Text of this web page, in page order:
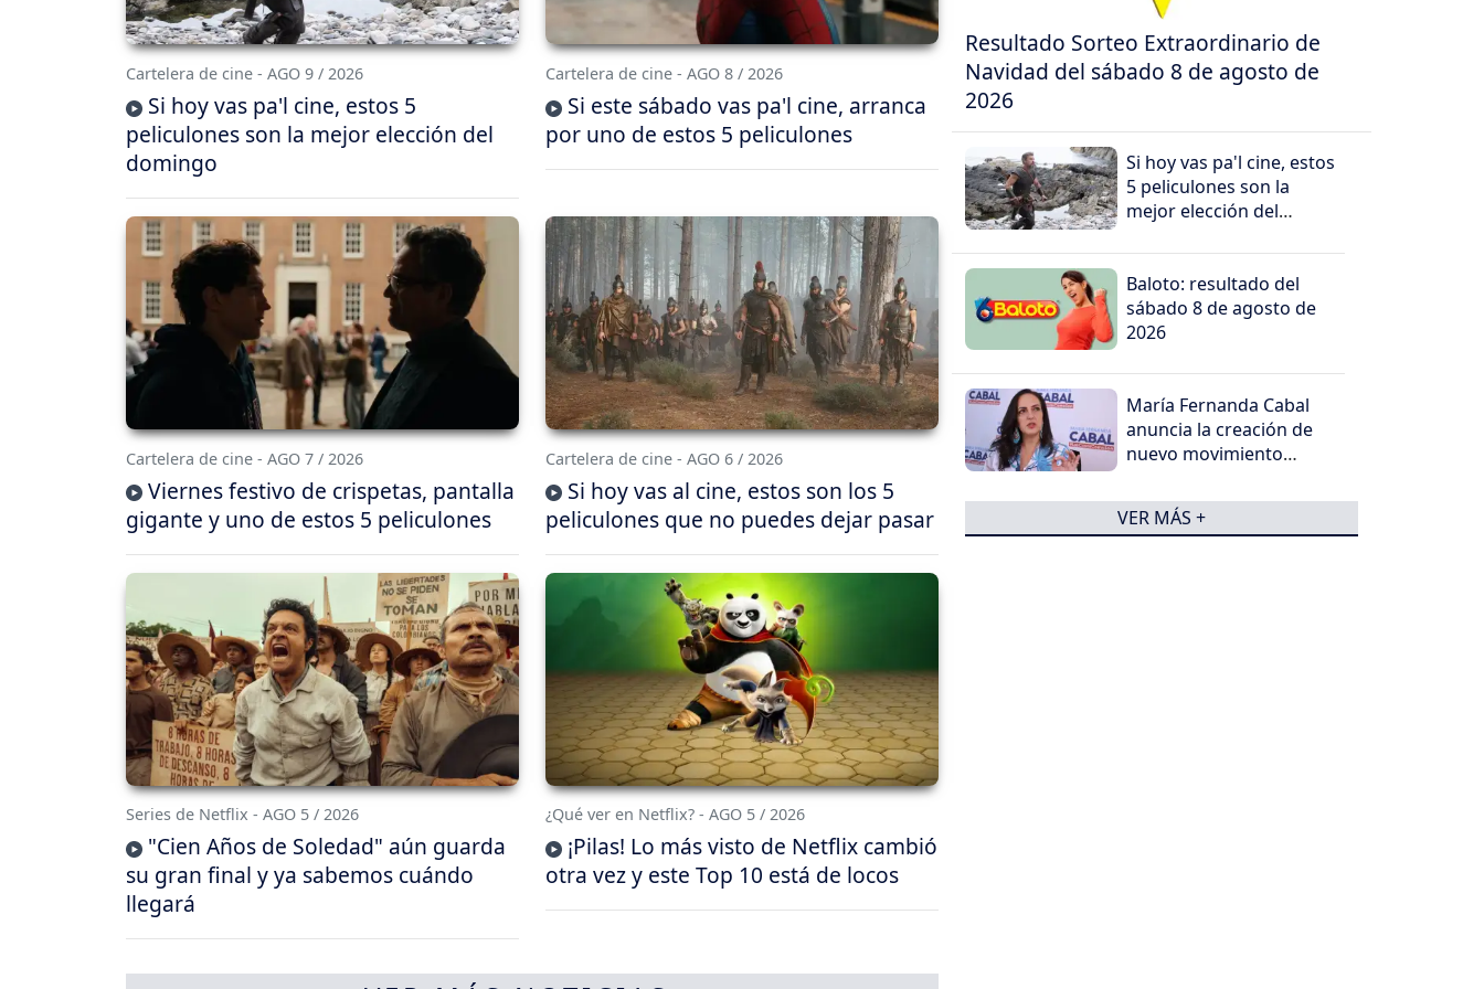
Cartelera de cine - AGO 9 / 2026
Si hoy vas pa'l cine, estos 5
peliculones son la mejor elección del
domingo
Cartelera de cine - AGO 8 / 2026
Si este sábado vas pa'l cine, arranca
por uno de estos 5 peliculones
Cartelera de cine - AGO 7 / 2026
Viernes festivo de crispetas, pantalla
gigante y uno de estos 5 peliculones
Cartelera de cine - AGO 6 / 2026
Si hoy vas al cine, estos son los 5
peliculones que no puedes dejar pasar
Series de Netflix - AGO 5 / 2026
"Cien Años de Soledad" aún guarda
su gran final y ya sabemos cuándo
llegará
¿Qué ver en Netflix? - AGO 5 / 2026
¡Pilas! Lo más visto de Netflix cambió
otra vez y este Top 10 está de locos
Resultado Sorteo Extraordinario de
Navidad del sábado 8 de agosto de
2026
Si hoy vas pa'l cine, estos
5 peliculones son la
mejor elección del
Baloto: resultado del
sábado 8 de agosto de
2026
María Fernanda Cabal
anuncia la creación de
nuevo movimiento
VER MÁS +